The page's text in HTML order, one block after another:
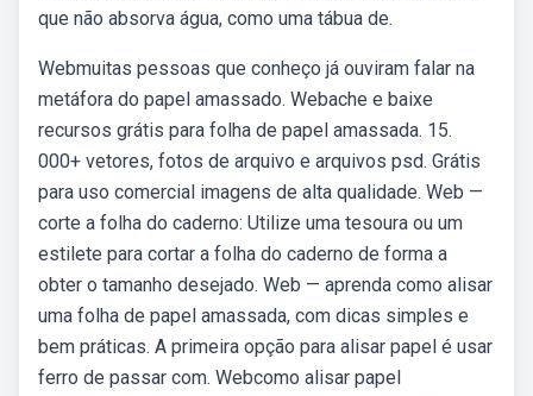
que não absorva água, como uma tábua de.
Webmuitas pessoas que conheço já ouviram falar na
metáfora do papel amassado. Webache e baixe
recursos grátis para folha de papel amassada. 15.
000+ vetores, fotos de arquivo e arquivos psd. Grátis
para uso comercial imagens de alta qualidade. Web —
corte a folha do caderno: Utilize uma tesoura ou um
estilete para cortar a folha do caderno de forma a
obter o tamanho desejado. Web — aprenda como alisar
uma folha de papel amassada, com dicas simples e
bem práticas. A primeira opção para alisar papel é usar
ferro de passar com. Webcomo alisar papel